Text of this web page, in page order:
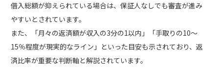
借入総額が抑えられている場合は、保証人なしでも審査が進み
やすいとされています。
また、「月々の返済額が収入の3分の1以内」「手取りの10〜
15％程度が現実的なライン」といった目安も示されており、返
済比率が重要な判断軸と解説されています。